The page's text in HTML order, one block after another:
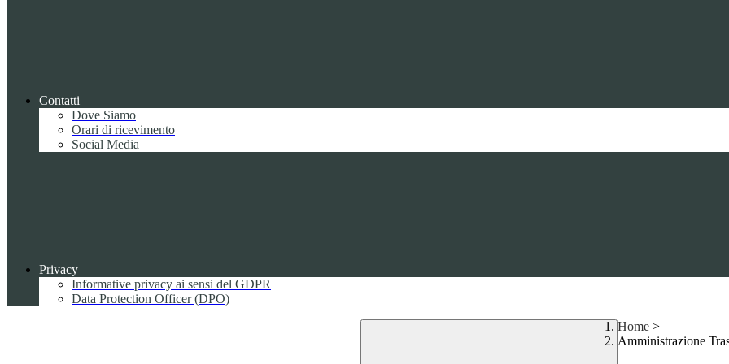
Contatti
Dove Siamo
Orari di ricevimento
Social Media
Privacy
Informative privacy ai sensi del GDPR
Data Protection Officer (DPO)
Home >
Amministrazione